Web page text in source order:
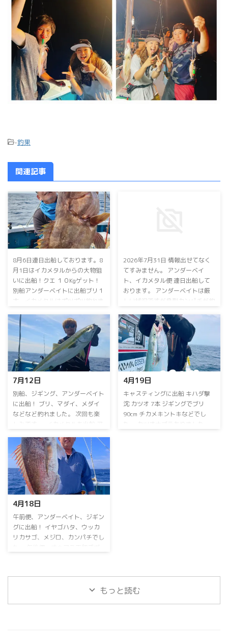
-釣果
関連記事
8月6日連日出船しております。8
月1日は⁡イカメタルからの大物狙
いに出船！⁡⁡クエ １０Kgゲット！⁡⁡
別船アンダーベイトに出船⁡⁡⁡ブリ１
本…⁡イカメタルは⁡ポツポツ釣れま
船！⁡⁡⁡キハダ ⁡55kgゲット！⁡⁡⁡別船は
ジギングに出船！⁡⁡ヒレナガカンパ
チ、カンパチ⁡、⁡マダイをゲット！⁡⁡⁡
イカメタル便は⁡アカイカ、スルメ
イカ⁡⁡お土産になりました！⁡3日⁡は⁡
イカメタルに出船！⁡⁡スルメイカが
たくさん釣れました。⁡⁡アカイカは
竿頭１１ハイ⁡でした。4日は⁡別船
が ...
2026年7月31日 情報出せてなく
てすみません。 アンダーベイ
ト、イカメタル便 連日出船して
おります。 アンダーベイトは厳
しい状況ですが良型カンパチが釣
カメタルはスルメイカが好調でし
たが、アカイカメインに頑張りま
す。 ⁡毎日出船⁡ ⁡乗り合い大募集
中！⁡ ⁡アンダーベイト、イカメタ
ル⁡⁡お問い合わせ、ご予約お待ちし
ております ⁡ 詳しくはお電話下さ
い。 090-3168-1739まで ⁡お盆期
間も連日営業！ 空席多数！ 8月
15日のイカメタル便は 休船いた
します。 ⁡ ⁡⁡ ...
7月12日⁡
⁡別船⁡、ジギング、アンダーベイト
に出船！⁡ ⁡ブリ、マダイ、メダイ⁡
などなど釣れました。⁡ ⁡次回も楽
しみです。⁡ ⁡⁡ ⁡イカメタルも出船⁡ ⁡ア
イカ おひとり13～28ハイ⁡⁡ ⁡スルメ
イカ少々⁡でした。 連日乗り合い
大募集中！⁡ ⁡当日予約OK⁡ ⁡よろしく
お願いします 連日乗り合い大募
集中！ ⁡ 詳しくはお電話下さい。
090-3168-1739まで ⁡お盆期間も
連日営業！ 8月15日のイカメタル
便のみ休船いたします。
4月19日⁡
⁡キャスティングに出船⁡ ⁡キハダ撃
沈⁡ ⁡カツオ 7本⁡ ⁡ジギングでブリ
90cm⁡ ⁡チカメキントキなどでし
4月18日
⁡午前便、アンダーベイト、ジギン
グに出船！⁡ ⁡イヤゴハタ、ウッカ
リカサゴ、メジロ、カンパチ⁡でし
も⁡お問い合わせお待ちしておりま
すm(_ _)m ⁡次回も頑張ります
⁡ ⁡もっと読む